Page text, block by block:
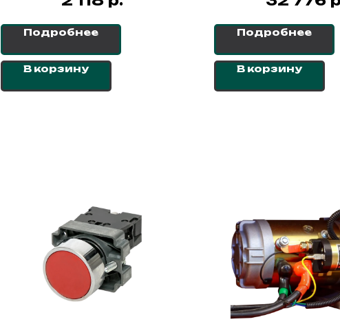
Подробнее
В корзину
подъемника
Подробнее
В корзину